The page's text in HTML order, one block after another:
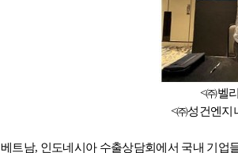
<㈜벨
<㈜성건엔지
베트남, 인도네시아 수출상담회에서 국내 기업